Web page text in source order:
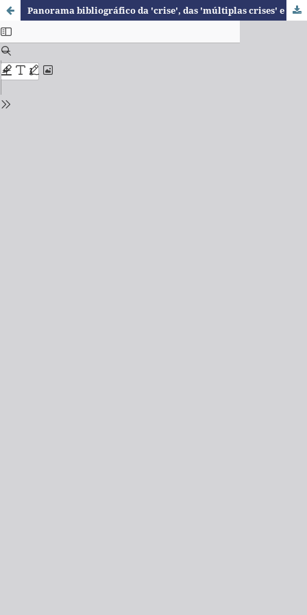
Panorama bibliográfico da 'crise', das 'múltiplas crises' e da 'crise africana' em conexão com o capitalismo e o tecnofeudalismo nos séculos XX e XXI